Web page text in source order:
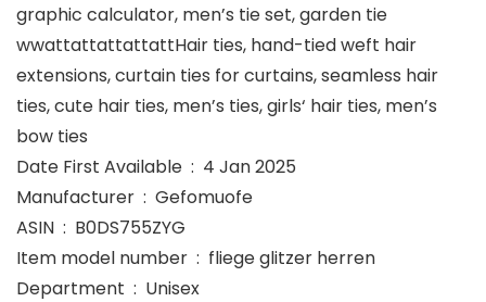
graphic calculator, men’s tie set, garden tie
wwattattattattattHair ties, hand-tied weft hair
extensions, curtain ties for curtains, seamless hair
ties, cute hair ties, men’s ties, girls‘ hair ties, men’s
bow ties
Date First Available ‏ : ‎ 4 Jan 2025
Manufacturer ‏ : ‎ Gefomuofe
ASIN ‏ : ‎ B0DS755ZYG
Item model number ‏ : ‎ fliege glitzer herren
Department ‏ : ‎ Unisex